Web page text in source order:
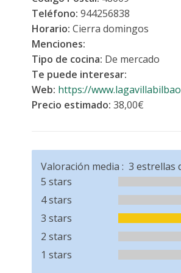
Teléfono: 944256838
Horario: Cierra domingos
Menciones:
Tipo de cocina: De mercado
Te puede interesar:
Web: https://
Precio estimado: 38,00€
Valoración media :
5 stars
4 stars
3 stars
2 stars
1 stars
3 estrellas